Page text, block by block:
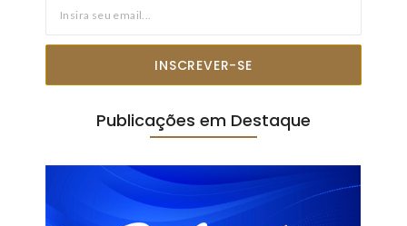
INSCREVER-SE
Publicações em Destaque